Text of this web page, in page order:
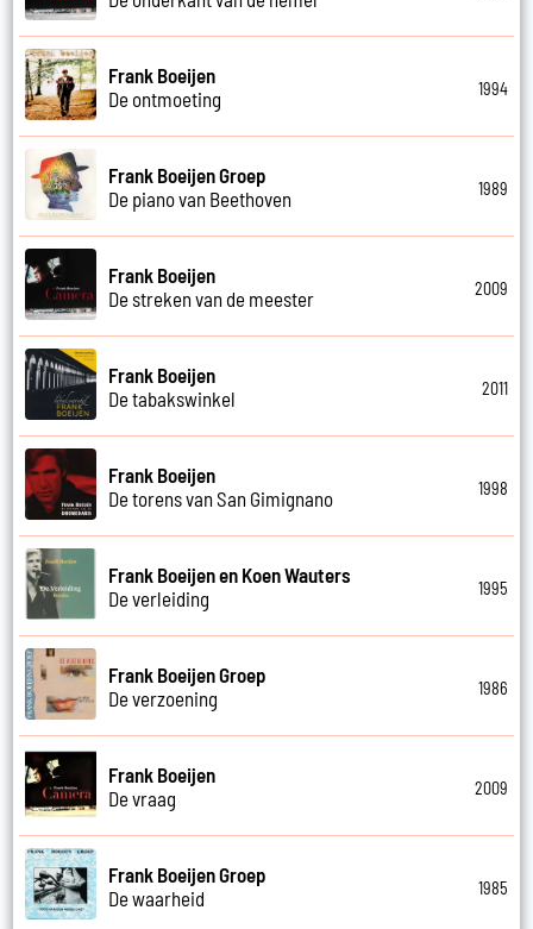
Frank Boeijen
De ontmoeting
1994
Frank Boeijen Groep
De piano van Beethoven
1989
Frank Boeijen
De streken van de meester
2009
Frank Boeijen
De tabakswinkel
2011
Frank Boeijen
De torens van San Gimignano
1998
Frank Boeijen en Koen Wauters
De verleiding
1995
Frank Boeijen Groep
De verzoening
1986
Frank Boeijen
De vraag
2009
Frank Boeijen Groep
De waarheid
1985